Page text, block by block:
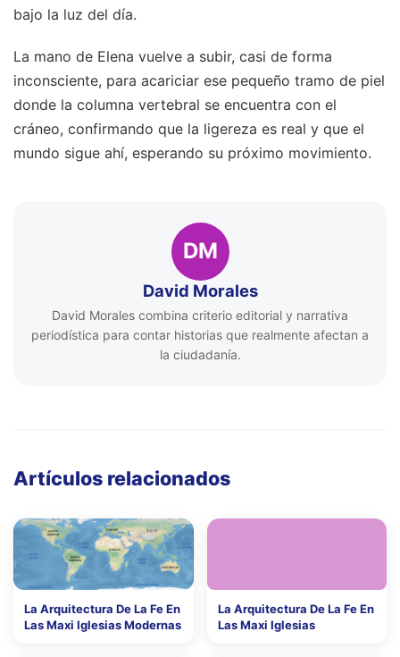
bajo la luz del día.
La mano de Elena vuelve a subir, casi de forma
inconsciente, para acariciar ese pequeño tramo de piel
donde la columna vertebral se encuentra con el
cráneo, confirmando que la ligereza es real y que el
mundo sigue ahí, esperando su próximo movimiento.
DM
David Morales
David Morales combina criterio editorial y narrativa
periodística para contar historias que realmente afectan a
la ciudadanía.
Artículos relacionados
La Arquitectura De La Fe En
Las Maxi Iglesias Modernas
La Arquitectura De La Fe En
Las Maxi Iglesias